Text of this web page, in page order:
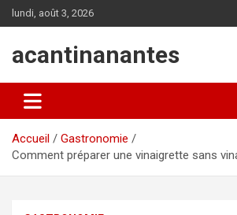
Aller
au
lundi, août 3, 2026
acantinanantes
Accueil
Gastronomie
Comment préparer une vinaigrette sans